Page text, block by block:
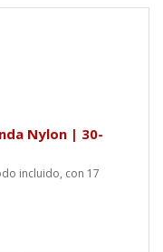
Nylon | 30-
incluido, con 17